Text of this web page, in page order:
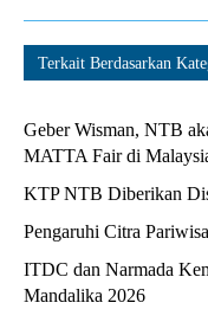
Terkait Berdasarkan
Geber Wisman, NTB
MATTA Fair di
KTP NTB Diberikan
Pengaruhi Citra
ITDC dan Narmada
Mandalika 2026